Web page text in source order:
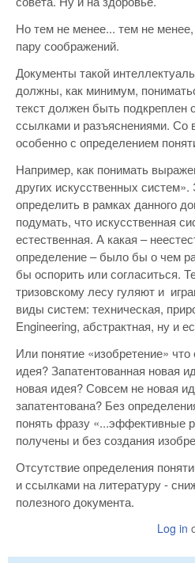
Но тем не менее... тем не
пару соображений.
Документы такой
должны, как минимум,
текст должен быть подкреплен
ссылками и разъяснениями. Со
особенно с определением
Например, как понимать
других искусственных
определить в рамках данного
подумать, что искусственная
естественная. А какая –
определение – было бы о чем
бы оспорить или согласиться.
тризовскому лесу гуляют и
виды систем: техническая,
Engineering, абстрактная, ну и
Или понятие «изобретение»
идея? Запатентованная новая
новая идея? Совсем не новая
запатентована? Без
понять фразу «...эффективные
получены и без создания
Отсутствие определения
и ссылками на литературу -
полезного документа.
Log in